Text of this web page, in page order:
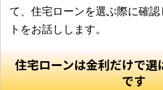
て、住宅ローンを選ぶ際に確
トをお話しします。
住宅ローンは金利だけで選
です